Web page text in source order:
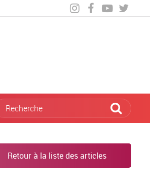
Retour à la liste des articles